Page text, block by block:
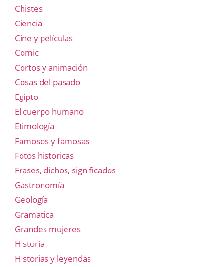
Chistes
Ciencia
Cine y películas
Comic
Cortos y animación
Cosas del pasado
Egipto
El cuerpo humano
Etimología
Famosos y famosas
Fotos historicas
Frases, dichos, significados
Gastronomía
Geología
Gramatica
Grandes mujeres
Historia
Historias y leyendas